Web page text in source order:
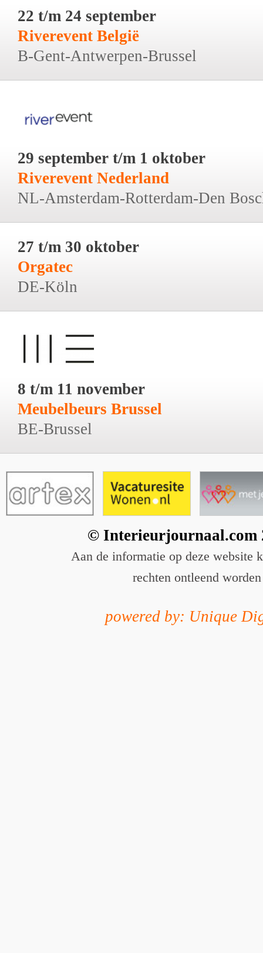
22 t/m 24 september
Riverevent België
B-Gent-Antwerpen-Brussel
29 september t/m 1 oktober
Riverevent Nederland
NL-Amsterdam-Rotterdam-Den
27 t/m 30 oktober
Orgatec
DE-Köln
8 t/m 11 november
Meubelbeurs Brussel
BE-Brussel
© Interieurjournaal.com
Aan de informatie op deze website
rechten ontleend worden
powered by: Unique